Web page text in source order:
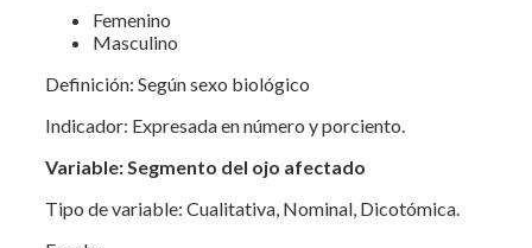
Femenino
Masculino
Definición: Según sexo biológico
Indicador: Expresada en número y porciento.
Variable: Segmento del ojo afectado
Tipo de variable: Cualitativa, Nominal, Dicotómica.